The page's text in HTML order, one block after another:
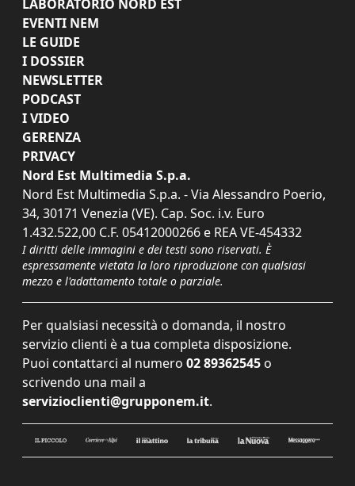
LABORATORIO NORD EST
EVENTI NEM
LE GUIDE
I DOSSIER
NEWSLETTER
PODCAST
I VIDEO
GERENZA
PRIVACY
Nord Est Multimedia S.p.a.
Nord Est Multimedia S.p.a. - Via Alessandro Poerio,
34, 30171 Venezia (VE). Cap. Soc. i.v. Euro
1.432.522,00 C.F. 05412000266 e REA VE-454332
I diritti delle immagini e dei testi sono riservati. È
espressamente vietata la loro riproduzione con qualsiasi
mezzo e l'adattamento totale o parziale.
Per qualsiasi necessità o domanda, il nostro
servizio clienti è a tua completa disposizione.
Puoi contattarci al numero 02 89362545 o
scrivendo una mail a
servizioclienti@grupponem.it.